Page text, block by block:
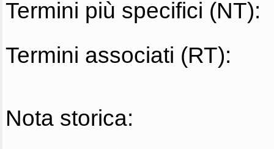
Termini più specifici (NT):
Termini associati (RT):
Nota storica: